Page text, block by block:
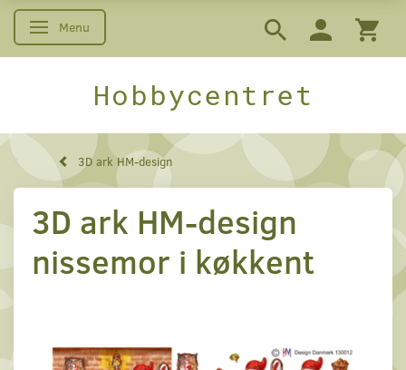
Skifte navigation
Menu
Hobbycentret
3D ark HM-design
3D ark HM-design
nissemor i køkkent